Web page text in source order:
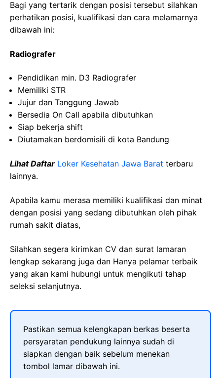
Bagi yang tertarik dengan posisi tersebut silahkan
perhatikan posisi, kualifikasi dan cara melamarnya
dibawah ini:
Radiografer
Pendidikan min. D3 Radiografer
Memiliki STR
Jujur dan Tanggung Jawab
Bersedia On Call apabila dibutuhkan
Siap bekerja shift
Diutamakan berdomisili di kota Bandung
Lihat Daftar Loker Kesehatan Jawa Barat terbaru
lainnya.
Apabila kamu merasa memiliki kualifikasi dan minat
dengan posisi yang sedang dibutuhkan oleh pihak
rumah sakit diatas,
Silahkan segera kirimkan CV dan surat lamaran
lengkap sekarang juga dan Hanya pelamar terbaik
yang akan kami hubungi untuk mengikuti tahap
seleksi selanjutnya.
Pastikan semua kelengkapan berkas beserta
persyaratan pendukung lainnya sudah di
siapkan dengan baik sebelum menekan
tombol lamar dibawah ini.